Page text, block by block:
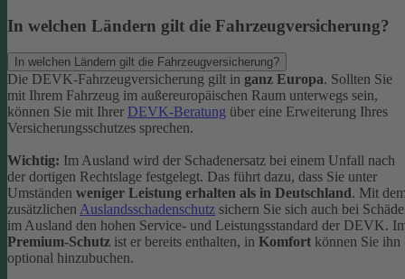
In welchen Ländern gilt die Fahrzeugversicherung?
In welchen Ländern gilt die Fahrzeugversicherung?
Die DEVK-Fahrzeugversicherung gilt in ganz Europa. Sollten Sie
mit Ihrem Fahrzeug im außereuropäischen Raum unterwegs sein,
können Sie mit Ihrer DEVK-Beratung über eine Erweiterung Ihres
Versicherungsschutzes sprechen.
Wichtig: Im Ausland wird der Schadenersatz bei einem Unfall nach
der dortigen Rechtslage festgelegt. Das führt dazu, dass Sie unter
Umständen weniger Leistung erhalten als in Deutschland. Mit
zusätzlichenAuslandsschadenschutz sichern Sie sich auch bei
im Ausland den hohen Service- und Leistungsstandard der DEVK.
Premium-Schutz ist er bereits enthalten, in Komfort können Sie ihn
optional hinzubuchen.